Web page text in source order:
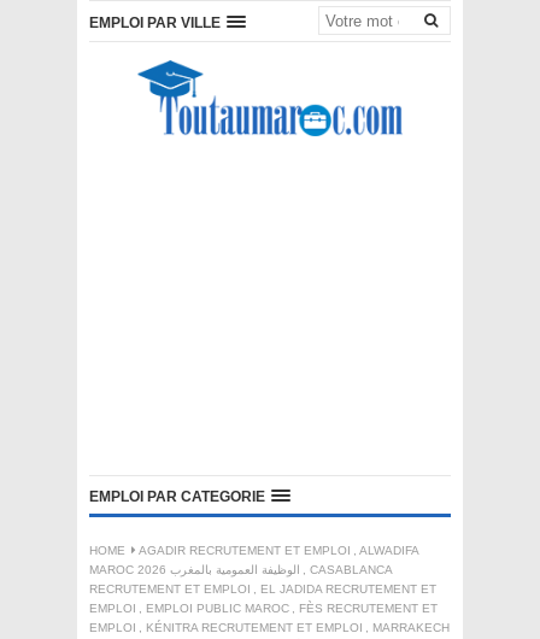
EMPLOI PAR VILLE
EMPLOI PAR CATEGORIE
HOME AGADIR RECRUTEMENT ET EMPLOI , ALWADIFA
MAROC 2026 الوظيفة العمومية بالمغرب
, CASABLANCA
RECRUTEMENT ET EMPLOI , EL JADIDA RECRUTEMENT ET
EMPLOI , EMPLOI PUBLIC MAROC , FÈS RECRUTEMENT ET
EMPLOI , KÉNITRA RECRUTEMENT ET EMPLOI , MARRAKECH